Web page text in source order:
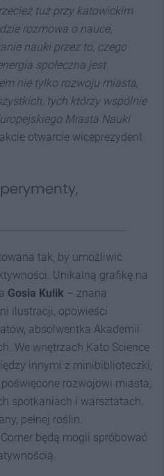
tuż przy katowickim
rozmowa o nauce,
nauki przez to, czego
społeczna jest
nie tylko rozwoju miasta,
tych którzy wspólnie
Miasta Nauki
otwarcie wiceprezydent
tak, by umożliwić
Unikalną grafikę na
Gosia Kulik – znana
ilustracji, opowieści
absolwentka Akademii
We wnętrzach Kato Science
innymi z minibiblioteczki,
rozwojowi miasta,
spotkaniach i warsztatach.
pełnej roślin.
będą mogli spróbować